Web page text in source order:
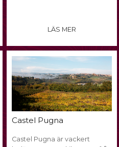
LÄS MER
Castel Pugna
Castel Pugna är vackert